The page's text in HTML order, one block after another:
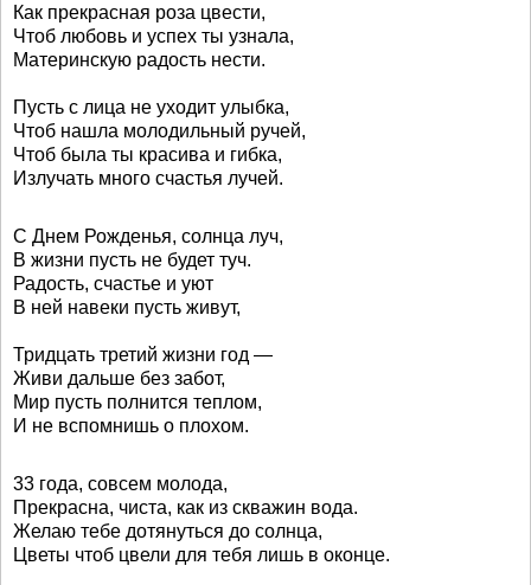
Как прекрасная роза цвести,
Чтоб любовь и успех ты узнала,
Материнскую радость нести.
Пусть с лица не уходит улыбка,
Чтоб нашла молодильный ручей,
Чтоб была ты красива и гибка,
Излучать много счастья лучей.
С Днем Рожденья, солнца луч,
В жизни пусть не будет туч.
Радость, счастье и уют
В ней навеки пусть живут,
Тридцать третий жизни год —
Живи дальше без забот,
Мир пусть полнится теплом,
И не вспомнишь о плохом.
33 года, совсем молода,
Прекрасна, чиста, как из скважин вода.
Желаю тебе дотянуться до солнца,
Цветы чтоб цвели для тебя лишь в оконце.